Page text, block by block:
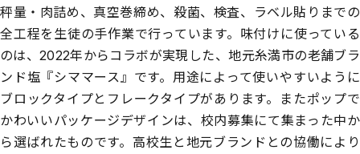
秤量・肉詰め、真空巻締め、殺菌、検査、ラベル貼りまでの
全工程を生徒の手作業で行っています。味付けに使っている
のは、2022年からコラボが実現した、地元糸満市の老舗ブラ
ンド塩『シママース』です。用途によって使いやすいように
ブロックタイプとフレークタイプがあります。またポップで
かわいいパッケージデザインは、校内募集にて集まった中か
ら選ばれたものです。高校生と地元ブランドとの協働により